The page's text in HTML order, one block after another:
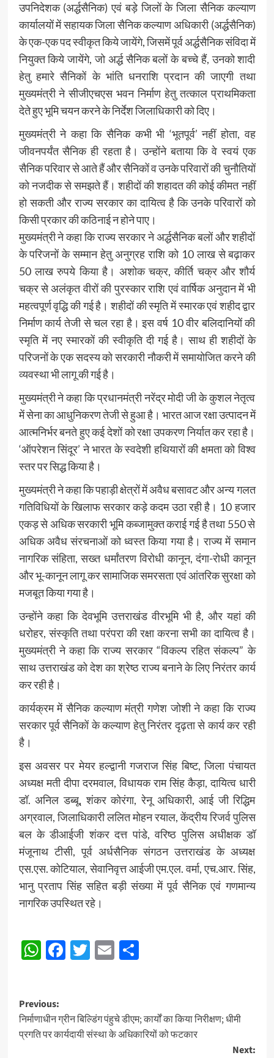
उपनिदेशक (अर्द्धसैनिक) एवं बड़े जिलों के जिला सैनिक कल्याण
कार्यालयों में सहायक जिला सैनिक कल्याण अधिकारी (अर्द्धसैनिक)
के एक-एक पद स्वीकृत किये जायेंगे, जिसमें पूर्व अर्द्धसैनिक संविदा में
नियुक्त किये जायेंगे, जो अर्द्ध सैनिक बलों के बच्चे हैं, उनको शादी
हेतु हमारे सैनिकों के भांति धनराशि प्रदान की जाएगी तथा
मुख्यमंत्री ने सीजीएचएस भवन निर्माण हेतु तत्काल प्राथमिकता
देते हुए भूमि चयन करने के निर्देश जिलाधिकारी को दिए।
मुख्यमंत्री ने कहा कि सैनिक कभी भी ‘भूतपूर्व’ नहीं होता, वह
जीवनपर्यंत सैनिक ही रहता है। उन्होंने बताया कि वे स्वयं एक
सैनिक परिवार से आते हैं और सैनिकों व उनके परिवारों की चुनौतियों
को नजदीक से समझते हैं। शहीदों की शहादत की कोई कीमत नहीं
हो सकती और राज्य सरकार का दायित्व है कि उनके परिवारों को
किसी प्रकार की कठिनाई न होने पाए।
मुख्यमंत्री ने कहा कि राज्य सरकार ने अर्द्धसैनिक बलों और शहीदों
के परिजनों के सम्मान हेतु अनुग्रह राशि को 10 लाख से बढ़ाकर
50 लाख रुपये किया है। अशोक चक्र, कीर्ति चक्र और शौर्य
चक्र से अलंकृत वीरों की पुरस्कार राशि एवं वार्षिक अनुदान में भी
महत्वपूर्ण वृद्धि की गई है। शहीदों की स्मृति में स्मारक एवं शहीद द्वार
निर्माण कार्य तेजी से चल रहा है। इस वर्ष 10 वीर बलिदानियों की
स्मृति में नए स्मारकों की स्वीकृति दी गई है। साथ ही शहीदों के
परिजनों के एक सदस्य को सरकारी नौकरी में समायोजित करने की
व्यवस्था भी लागू की गई है।
मुख्यमंत्री ने कहा कि प्रधानमंत्री नरेंद्र मोदी जी के कुशल नेतृत्व
में सेना का आधुनिकरण तेजी से हुआ है। भारत आज रक्षा उत्पादन में
आत्मनिर्भर बनते हुए कई देशों को रक्षा उपकरण निर्यात कर रहा है।
‘ऑपरेशन सिंदूर’ ने भारत के स्वदेशी हथियारों की क्षमता को विश्व
स्तर पर सिद्ध किया है।
मुख्यमंत्री ने कहा कि पहाड़ी क्षेत्रों में अवैध बसावट और अन्य गलत
गतिविधियों के खिलाफ सरकार कड़े कदम उठा रही है। 10 हजार
एकड़ से अधिक सरकारी भूमि कब्जामुक्त कराई गई है तथा 550 से
अधिक अवैध संरचनाओं को ध्वस्त किया गया है। राज्य में समान
नागरिक संहिता, सख्त धर्मांतरण विरोधी कानून, दंगा-रोधी कानून
और भू-कानून लागू कर सामाजिक समरसता एवं आंतरिक सुरक्षा को
मजबूत किया गया है।
उन्होंने कहा कि देवभूमि उत्तराखंड वीरभूमि भी है, और यहां की
धरोहर, संस्कृति तथा परंपरा की रक्षा करना सभी का दायित्व है।
मुख्यमंत्री ने कहा कि राज्य सरकार “विकल्प रहित संकल्प” के
साथ उत्तराखंड को देश का श्रेष्ठ राज्य बनाने के लिए निरंतर कार्य
कर रही है।
कार्यक्रम में सैनिक कल्याण मंत्री गणेश जोशी ने कहा कि राज्य
सरकार पूर्व सैनिकों के कल्याण हेतु निरंतर दृढ़ता से कार्य कर रही
है।
इस अवसर पर मेयर हल्द्वानी गजराज सिंह बिष्ट, जिला पंचायत
अध्यक्ष मती दीपा दरमवाल, विधायक राम सिंह कैड़ा, दायित्व धारी
डॉ. अनिल डब्बू, शंकर कोरंगा, रेनू अधिकारी, आई जी रिद्धिम
अग्रवाल, जिलाधिकारी ललित मोहन रयाल, केंद्रीय रिजर्व पुलिस
बल के डीआईजी शंकर दत्त पांडे, वरिष्ठ पुलिस अधीक्षक डॉ
मंजूनाथ टीसी, पूर्व अर्धसैनिक संगठन उत्तराखंड के अध्यक्ष
एस.एस. कोटियाल, सेवानिवृत्त आईजी एम.एल. वर्मा, एच.आर. सिंह,
भानु प्रताप सिंह सहित बड़ी संख्या में पूर्व सैनिक एवं गणमान्य
नागरिक उपस्थित रहे।
Post
navigation
WhatsApp
Facebook
Twitter
EmailShare
Post
navigation
Previous:
निर्माणाधीन ग्रीन बिल्डिंग पंहुचे डीएम; कार्यों का किया निरीक्षण; धीमी
प्रगति पर कार्यदायी संस्था के अधिकारियों को फटकार
Next: